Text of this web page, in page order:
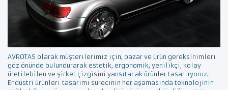
AVROTAS olarak müşterilerimiz için, pazar ve ürün gereksinimleri
göz önünde bulundurarak estetik, ergonomik, yenilikçi, kolay
üretilebilen ve şirket çizgisini yansıtacak ürünler tasarlıyoruz.
Endüstri ürünleri tasarımı sürecinin her aşamasında teknolojinin